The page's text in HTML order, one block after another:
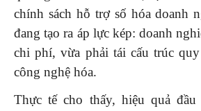
chính sách hỗ trợ số hóa doanh
đang tạo ra áp lực kép: doanh
chi phí, vừa phải tái cấu trúc
công nghệ hóa.
Thực tế cho thấy, hiệu quả